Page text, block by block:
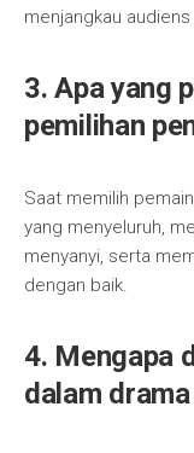
menjangkau
3. Apa yang
pemilihan
Saat memilih
yang menyeluruh,
menyanyi, serta
dengan baik.
4. Mengapa
dalam